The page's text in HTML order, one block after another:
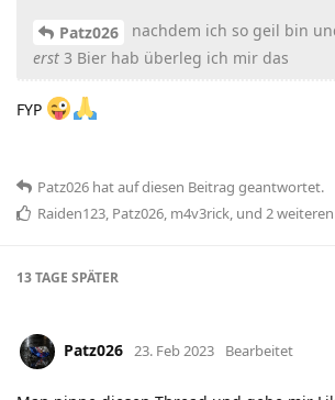
Patz026 nachdem ich so geil bin
erst 3 Bier hab überleg ich mir das
FYP
Patz026 hatauf diesen Beitrag geantwortet.
Raiden123, Patz026, m4v3rick, und 2weiteren
13 TAGE SPÄTER
Patz026 23. Feb 2023 Bearbeitet